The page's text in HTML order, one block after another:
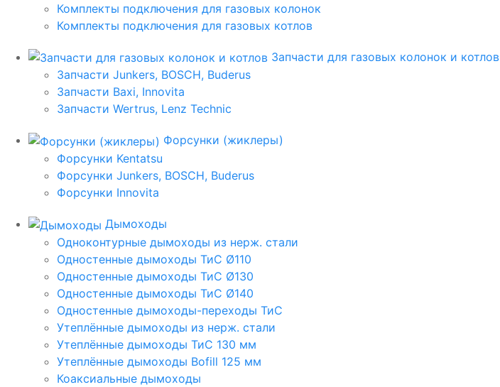
Комплекты подключения для газовых колонок
Комплекты подключения для газовых котлов
Запчасти для газовых колонок и котлов
Запчасти Junkers, BOSCH, Buderus
Запчасти Baxi, Innovita
Запчасти Wertrus, Lenz Technic
Форсунки (жиклеры)
Форсунки Kentatsu
Форсунки Junkers, BOSCH, Buderus
Форсунки Innovita
Дымоходы
Одноконтурные дымоходы из нерж. стали
Одностенные дымоходы ТиС Ø110
Одностенные дымоходы ТиС Ø130
Одностенные дымоходы ТиС Ø140
Одностенные дымоходы-переходы ТиС
Утеплённые дымоходы из нерж. стали
Утеплённые дымоходы ТиС 130 мм
Утеплённые дымоходы Bofill 125 мм
Коаксиальные дымоходы